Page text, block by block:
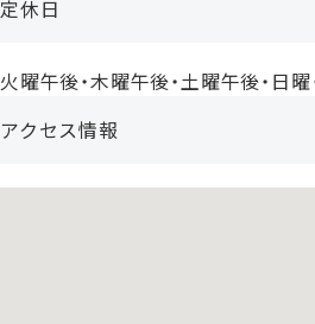
定休日
火曜午後・木曜午後・土曜午後・日曜
アクセス情報